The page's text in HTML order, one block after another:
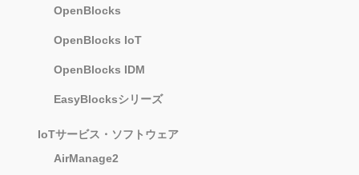
OpenBlocks
OpenBlocks IoT
OpenBlocks IDM
EasyBlocksシリーズ
IoTサービス・ソフトウェア
AirManage2